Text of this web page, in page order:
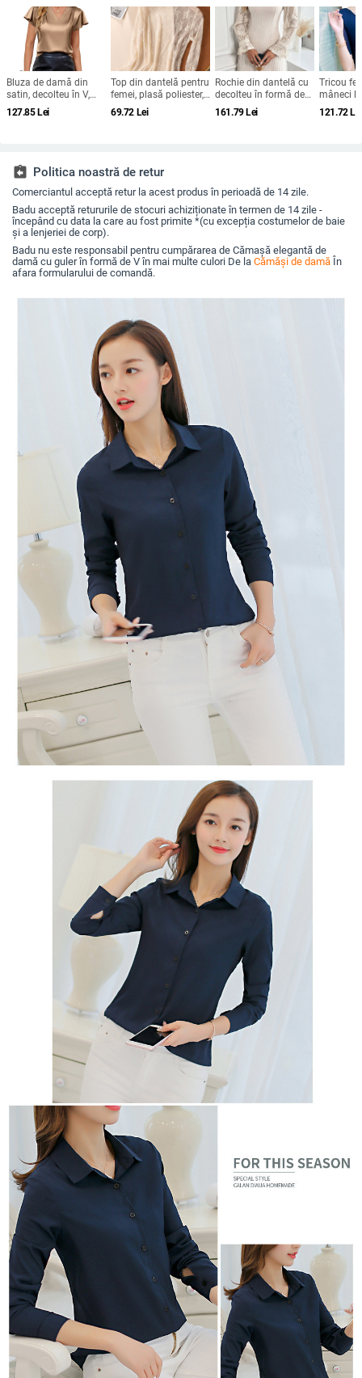
Bluza de damă din
satin, decolteu în V,
mânecă scurtă cu
formă de frunză de
127.85Lei
Top din dantelă pentru
femei, plasă poliester,
culoare uni, mâneci
lungi, guler semi-înalt
69.72 Lei
Rochie din dantelă cu
decolteu în formă de
U, mâneci lungi,
croială mulat, lungime
161.79Lei
Tricou
mâneci
rotund,
material
121.72Lei
assignment_return Politica noastră de retur
Comerciantul acceptă retur la acest produs în perioadă de 14 zile.
Badu acceptă retururile de stocuri achiziționate în termen de 14 zile -
începând cu data la care au fost primite *(cu excepția costumelor de baie
și a lenjeriei de corp).
Badu nu este responsabil pentru cumpărarea de Cămașă elegantă de
damă cu guler în formă de V în mai multe culori De la Cămăși de damă În
afara formularului de comandă.